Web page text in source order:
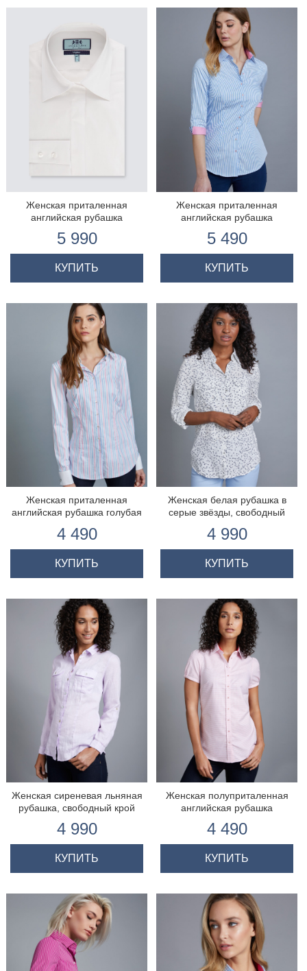
Женская приталенная
английская рубашка
5 990
КУПИТЬ
Женская приталенная
английская рубашка
5 490
КУПИТЬ
Женская приталенная
английская рубашка голубая
под запонки
4 490
КУПИТЬ
Женская белая рубашка в
серые звёзды, свободный
4 990
КУПИТЬ
Женская сиреневая льняная
рубашка, свободный крой
4 990
КУПИТЬ
Женская полуприталенная
английская рубашка
4 490
КУПИТЬ